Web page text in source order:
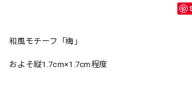
和風モチーフ「梅」
およそ縦1.7cm×1.7cm程度